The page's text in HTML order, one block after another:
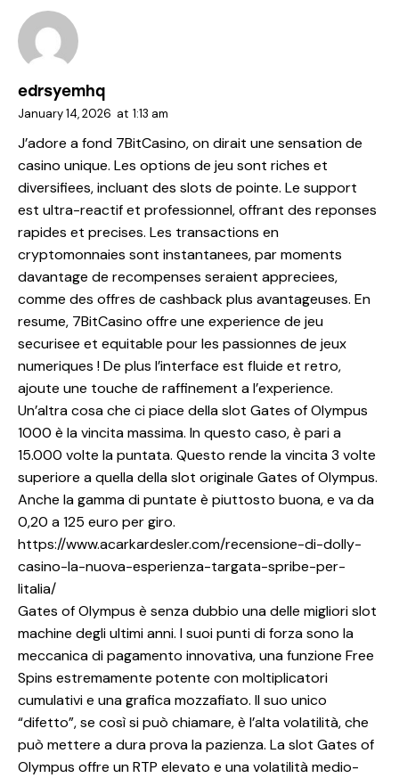
edrsyemhq
January 14, 2026 at 1:13 am
J’adore a fond 7BitCasino, on dirait une sensation de
casino unique. Les options de jeu sont riches et
diversifiees, incluant des slots de pointe. Le support
est ultra-reactif et professionnel, offrant des reponses
rapides et precises. Les transactions en
cryptomonnaies sont instantanees, par moments
davantage de recompenses seraient appreciees,
comme des offres de cashback plus avantageuses. En
resume, 7BitCasino offre une experience de jeu
securisee et equitable pour les passionnes de jeux
numeriques ! De plus l’interface est fluide et retro,
ajoute une touche de raffinement a l’experience.
Un’altra cosa che ci piace della slot Gates of Olympus
1000 è la vincita massima. In questo caso, è pari a
15.000 volte la puntata. Questo rende la vincita 3 volte
superiore a quella della slot originale Gates of Olympus.
Anche la gamma di puntate è piuttosto buona, e va da
0,20 a 125 euro per giro.
https://www.acarkardesler.com/recensione-di-dolly-
casino-la-nuova-esperienza-targata-spribe-per-
litalia/
Gates of Olympus è senza dubbio una delle migliori slot
machine degli ultimi anni. I suoi punti di forza sono la
meccanica di pagamento innovativa, una funzione Free
Spins estremamente potente con moltiplicatori
cumulativi e una grafica mozzafiato. Il suo unico
“difetto”, se così si può chiamare, è l’alta volatilità, che
può mettere a dura prova la pazienza. La slot Gates of
Olympus offre un RTP elevato e una volatilità medio-